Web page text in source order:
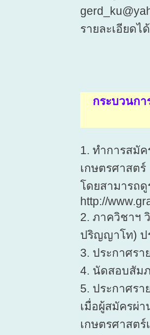
รายละเอียด
กระบวนก
1. ทำการสมั
เกษตรศาสตร์
โดยสามารถดู
http://
2. ภาควิชาฯ
ปริญญาโท) ป
3. ประกาศร
4. นัดสอบสัม
5. ประกาศร
เมื่อผู้สมัครผ่
เกษตรศาสต